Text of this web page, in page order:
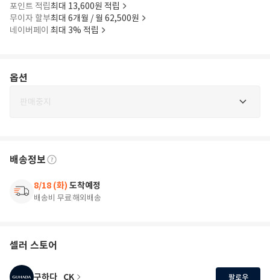
포인트 적립최대 13,600원 적립
무이자 할부최대 6개월 / 월 62,500원
네이버페이 최대 3% 적립
옵션
판매중지
배송정보
8/18 (화) 도착예정
배송비 무료해외배송
셀러 스토어
구하다_CK 팔로우